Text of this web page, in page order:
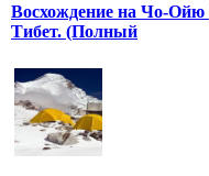
Восхождение на Чо-Ойю
Тибет. (Полный